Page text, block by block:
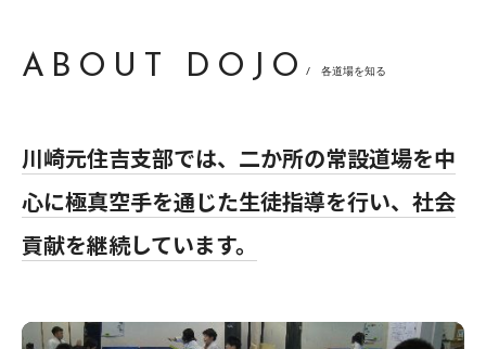
ABOUT DOJO / 各道場を知る
川崎元住吉支部では、二か所の常設道場を中
心に極真空手を通じた生徒指導を行い、社会
貢献を継続しています。